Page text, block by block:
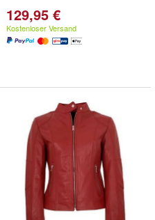
129,95 €
Kostenloser Versand